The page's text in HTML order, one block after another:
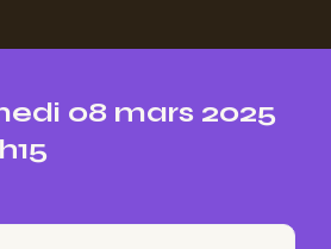
08 mars 2025